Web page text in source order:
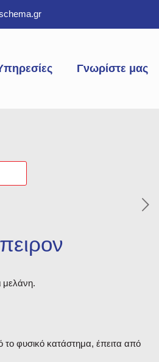
Γνωρίστε μας
μελάνη.
φυσικό κατάστημα, έπειτα από